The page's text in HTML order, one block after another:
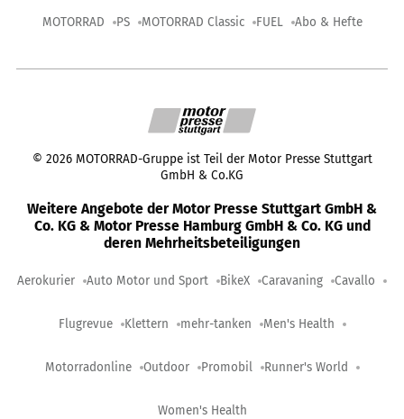
MOTORRAD PS MOTORRAD Classic FUEL Abo & Hefte
© 2026 MOTORRAD-Gruppe ist Teil der Motor Presse Stuttgart
GmbH & Co.KG
Weitere Angebote der Motor Presse Stuttgart GmbH &
Co. KG & Motor Presse Hamburg GmbH & Co. KG und
deren Mehrheitsbeteiligungen
Aerokurier Auto Motor und Sport BikeX Caravaning Cavallo
Flugrevue Klettern mehr-tanken Men's Health
Motorradonline Outdoor Promobil Runner's World
Women's Health